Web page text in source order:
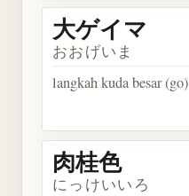
大ゲイマ
おおげいま
langkah kuda besar (go)
肉桂色
にっけいいろ